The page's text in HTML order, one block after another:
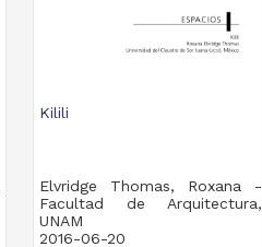
Kilili
Elvridge Thomas, Roxana -
Facultad de Arquitectura,
UNAM
2016-06-20